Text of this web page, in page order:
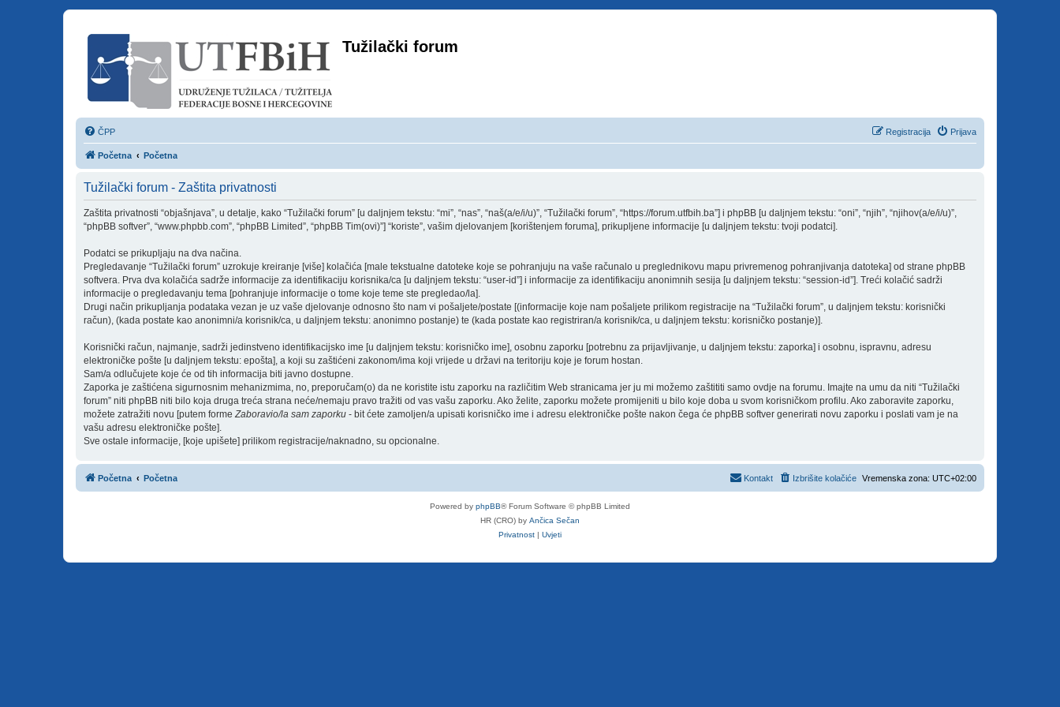
Tužilački forum
ČPP Prijava
Registracija
Početna Početna
Tužilački forum - Zaštita privatnosti
Zaštita privatnosti “objašnjava”, u detalje, kako “Tužilački forum” [u daljnjem tekstu: “mi”, “nas”, “naš(a/e/i/u)”, “Tužilački forum”, “https://forum.utfbih.ba”] i phpBB [u daljnjem tekstu: “oni”, “njih”, “njihov(a/e/i/u)”,
“phpBB softver”, “www.phpbb.com”, “phpBB Limited”, “phpBB Tim(ovi)”] “koriste”, vašim djelovanjem [korištenjem foruma], prikupljene informacije [u daljnjem tekstu: tvoji podatci].
Podatci se prikupljaju na dva načina.
Pregledavanje “Tužilački forum” uzrokuje kreiranje [više] kolačića [male tekstualne datoteke koje se pohranjuju na vaše računalo u preglednikovu mapu privremenog pohranjivanja datoteka] od strane phpBB
softvera. Prva dva kolačića sadrže informacije za identifikaciju korisnika/ca [u daljnjem tekstu: “user-id”] i informacije za identifikaciju anonimnih sesija [u daljnjem tekstu: “session-id”]. Treći kolačić sadrži
informacije o pregledavanju tema [pohranjuje informacije o tome koje teme ste pregledao/la].
Drugi način prikupljanja podataka vezan je uz vaše djelovanje odnosno što nam vi pošaljete/postate [(informacije koje nam pošaljete prilikom registracije na “Tužilački forum”, u daljnjem tekstu: korisnički
račun), (kada postate kao anonimni/a korisnik/ca, u daljnjem tekstu: anonimno postanje) te (kada postate kao registriran/a korisnik/ca, u daljnjem tekstu: korisničko postanje)].
Korisnički račun, najmanje, sadrži jedinstveno identifikacijsko ime [u daljnjem tekstu: korisničko ime], osobnu zaporku [potrebnu za prijavljivanje, u daljnjem tekstu: zaporka] i osobnu, ispravnu, adresu
elektroničke pošte [u daljnjem tekstu: epošta], a koji su zaštićeni zakonom/ima koji vrijede u državi na teritoriju koje je forum hostan.
Sam/a odlučujete koje će od tih informacija biti javno dostupne.
Zaporka je zaštićena sigurnosnim mehanizmima, no, preporučam(o) da ne koristite istu zaporku na različitim Web stranicama jer ju mi možemo zaštititi samo ovdje na forumu. Imajte na umu da niti “Tužilački
forum” niti phpBB niti bilo koja druga treća strana neće/nemaju pravo tražiti od vas vašu zaporku. Ako želite, zaporku možete promijeniti u bilo koje doba u svom korisničkom profilu. Ako zaboravite zaporku,
možete zatražiti novu [putem formeZaboravio/la sam zaporku - bit ćete zamoljen/a upisati korisničko ime i adresu elektroničke pošte nakon čega će phpBB softver generirati novu zaporku i poslati vam je na
vašu adresu elektroničke pošte].
Sve ostale informacije, [koje upišete] prilikom registracije/naknadno, su opcionalne.
Početna Početna Vremenska zona: UTC+02:00
Izbrišite kolačiće
Kontakt
Powered by phpBB® Forum Software © phpBB Limited
HR (CRO) by Ančica Sečan
Privatnost | Uvjeti